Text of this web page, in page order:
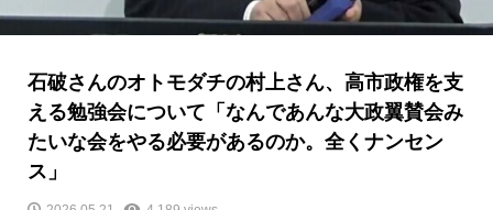
石破さんのオトモダチの村上さん、高市政権を支
える勉強会について「なんであんな大政翼賛会み
たいな会をやる必要があるのか。全くナンセン
ス」